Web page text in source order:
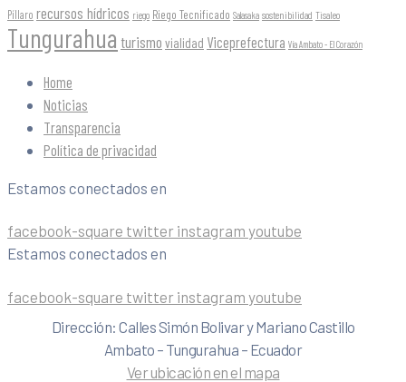
Píllaro recursos hídricos riego Riego Tecnificado Salasaka sostenibilidad Tisaleo
Tungurahua turismo vialidad Viceprefectura Vía Ambato - El Corazón
Home
Noticias
Transparencia
Política de privacidad
Estamos conectados en
facebook-square twitter instagram youtube
Estamos conectados en
facebook-square twitter instagram youtube
Dirección: Calles Simón Bolivar y Mariano Castillo
Ambato – Tungurahua – Ecuador
Ver ubicación en el mapa